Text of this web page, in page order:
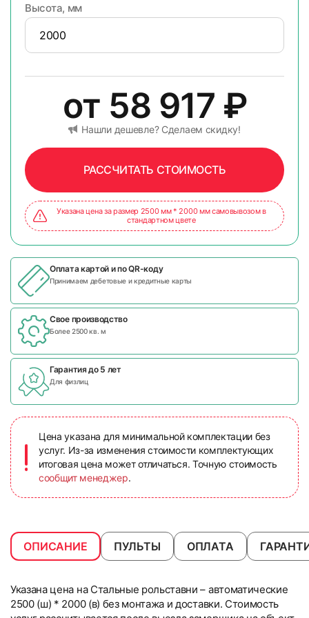
Высота, мм
от 58 917 ₽
Нашли дешевле? Сделаем скидку!
РАССЧИТАТЬ СТОИМОСТЬ
Указана цена за размер 2500 мм * 2000 мм самовывозом в
стандартном цвете
Оплата картой и поQR-коду
Принимаем дебетовые и кредитные карты
Свое производство
Более 2500 кв. м
Гарантия до 5 лет
Для физлиц
Цена указана для минимальной комплектации без
услуг. Из-за изменения стоимости комплектующих
итоговая цена может отличаться. Точную стоимость
сообщит менеджер.
ОПИСАНИЕ ПУЛЬТЫ ОПЛАТА
Указана цена на Стальные рольставни – автоматические
2500 (ш) * 2000 (в) без монтажа и доставки. Стоимость